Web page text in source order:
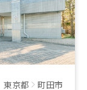
東京都 町田市